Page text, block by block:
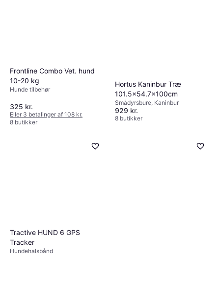
Frontline Combo Vet. hund
10-20 kg
Hunde tilbehør
325 kr.
Eller 3 betalinger af 108 kr.
8 butikker
Hortus Kaninbur Træ
101.5x54.7x100cm
Smådyrsbure, Kaninbur
929 kr.
8 butikker
Tractive HUND 6 GPS
Tracker
Hundehalsbånd